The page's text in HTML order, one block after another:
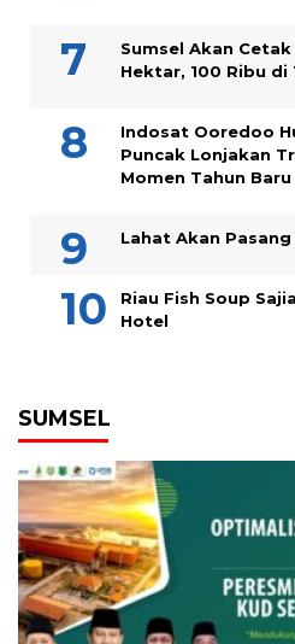
Sumsel Akan
Hektar, 100 Ribu di
Indosat Ooredoo
Puncak Lonjakan
Momen Tahun
Lahat Akan
Riau Fish Soup
Hotel
SUMSEL